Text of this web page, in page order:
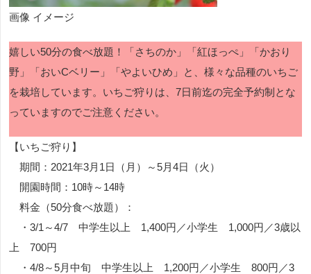
画像 イメージ
嬉しい50分の食べ放題！「さちのか」「紅ほっぺ」「かおり
野」「おいCベリー」「やよいひめ」と、様々な品種のいちご
を栽培しています。いちご狩りは、7日前迄の完全予約制とな
っていますのでご注意ください。
【いちご狩り】
期間：2021年3月1日（月）～5月4日（火）
開園時間：10時～14時
料金（50分食べ放題）：
・3/1～4/7 中学生以上 1,400円／小学生 1,000円／3歳以
上 700円
・4/8～5月中旬 中学生以上 1,200円／小学生 800円／3